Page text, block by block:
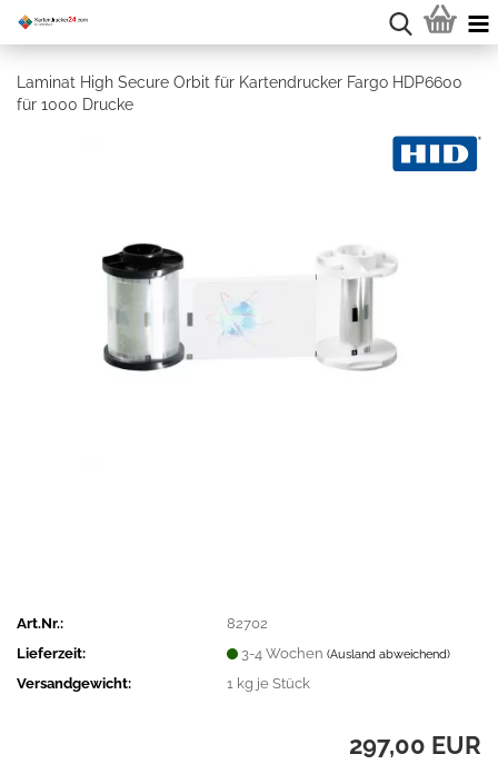
Laminat High Secure Orbit für Kartendrucker Fargo HDP6600
für 1000 Drucke
Art.Nr.:
82702
Lieferzeit:
3-4 Wochen(Ausland abweichend)
Versandgewicht: 1 kg je Stück
297,00 EUR